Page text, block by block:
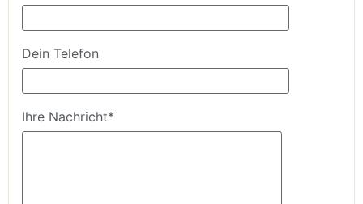
Dein Telefon
Ihre Nachricht*